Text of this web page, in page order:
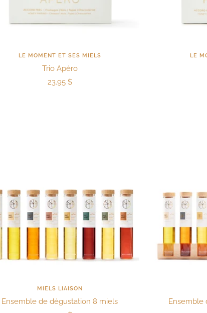
LE MOMENT ET SES MIELS
Trio Apéro
Prix
23.95 $
LE
MIELS LIAISON
Ensemble de dégustation 8 miels
Ensemble